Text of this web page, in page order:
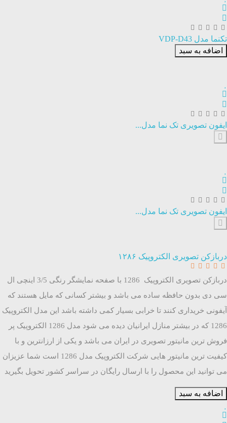
تکنما مدل VDP-D43
اضافه به سبد
ایفون تصویری تک نما مدل...
ایفون تصویری تک نما مدل...
دربازکن تصویری الکتروپیک ۱۲۸۶
دربازکن تصویری الکتروپیک 1286 با صفحه نمایشگر رنگی 3/5 اینچی ال
سی دی بدون حافظه ساده می باشد و بیشتر کسانی که مایل هستند که
آیفونی خریداری کنند تا خرابی بسیار کمی داشته باشد این مدل الکتروپیک
1286 که در بیشتر منازل ایرانیان دیده می شود مدل 1286 الکتروپیک پر
فروش ترین مانیتور تصویری در ایران می باشد و یکی از ارزانترین و با
کیفیت ترین مانیتور هایی شرکت الکتروپیک مدل 1286 است شما عزیزان
می توانید این محصول را با ارسال رایگان در سراسر کشور تحویل بگیرید
اضافه به سبد